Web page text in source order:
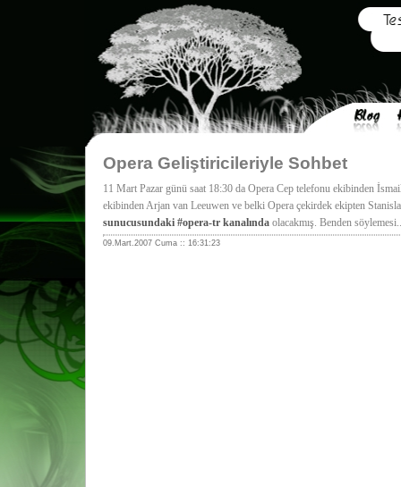
Opera Geliştiricileriyle Sohbet
11 Mart Pazar günü saat 18:30 da Opera Cep telefonu ekibinden
ekibinden Arjan van Leeuwen ve belki Opera çekirdek ekipten
sunucusundaki #opera-tr kanalındaolacakmış. Benden
09.Mart.2007 Cuma :: 16:31:23